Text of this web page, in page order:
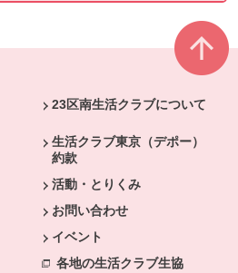
23区南生活クラブについて
生活クラブ東京（デポー）
約款
活動・とりくみ
お問い合わせ
イベント
各地の生活クラブ生協